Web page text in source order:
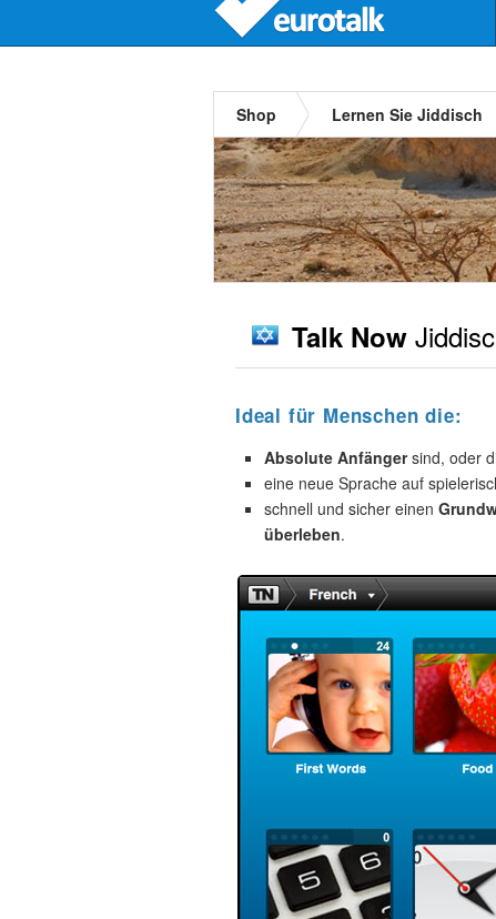
Shop Lernen Sie Jiddisch
Talk Now
Ideal für Menschen die:
Absolute Anfängersind, oder
eine neue Sprache auf
schnell und sicher einen
überleben.